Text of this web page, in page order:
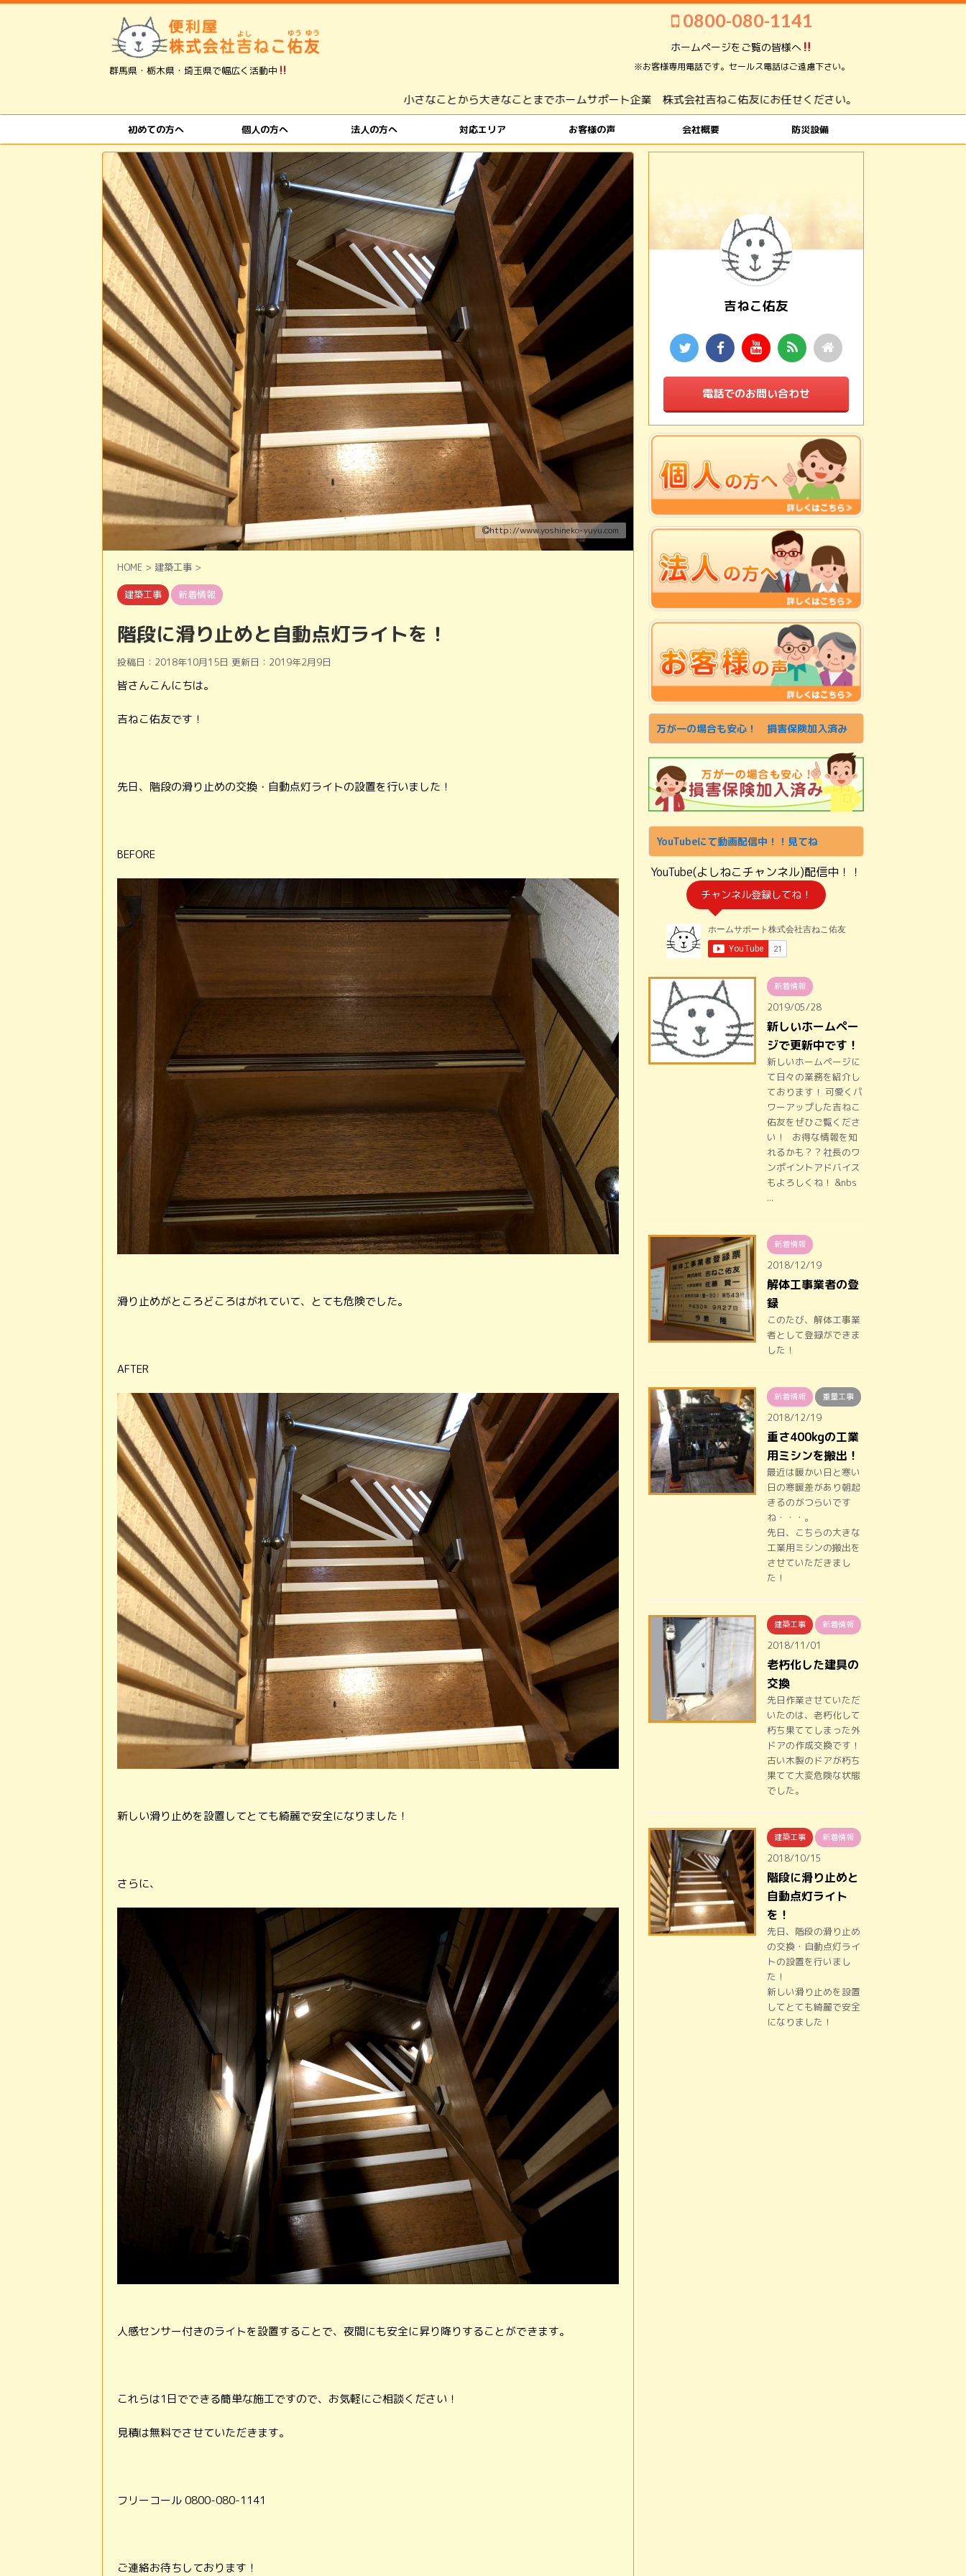
群馬県・栃木県・埼玉県で幅広く活動中
0800-080-1141
ホームページをご覧の皆様へ
※お客様専用電話です。セールス電話はご遠慮下さい。
小さなことから大きなことまでホームサポート企業 株式会社吉ねこ佑友にお任せください。
初めての方へ 個人の方へ 法人の方へ 対応エリア お客様の声 会社概要 防災設備
http://www.yoshineko-yuyu.com
HOME > 建築工事 >
建築工事 新着情報
階段に滑り止めと自動点灯ライトを！
投稿日：2018年10月15日 更新日： 2019年2月9日
皆さんこんにちは。
吉ねこ佑友です！
先日、階段の滑り止めの交換・自動点灯ライトの設置を行いました！
BEFORE
滑り止めがところどころはがれていて、とても危険でした。
AFTER
新しい滑り止めを設置してとても綺麗で安全になりました！
さらに、
人感センサー付きのライトを設置することで、夜間にも安全に昇り降りすることができます。
これらは1日でできる簡単な施工ですので、お気軽にご相談ください！
見積は無料でさせていただきます。
フリーコール 0800-080-1141
ご連絡お待ちしております！
吉ねこ佑友
電話でのお問い合わせ
万が一の場合も安心！ 損害保険加入済み
YouTubeにて動画配信中！！見てね
YouTube(よしねこチャンネル)配信中！！
チャンネル登録してね！
新着情報
2019/05/28
新しいホームペー
ジで更新中です！
新しいホームページに
て日々の業務を紹介し
ております！ 可愛くパ
ワーアップした吉ねこ
佑友をぜひご覧くださ
い！ お得な情報を知
れるかも？？社長のワ
ンポイントアドバイス
もよろしくね！ &nbs
...
新着情報
2018/12/19
解体工事業者の登
録
このたび、解体工事業
者として登録ができま
した！
新着情報 重量工事
2018/12/19
重さ400kgの工業
用ミシンを搬出！
最近は暖かい日と寒い
日の寒暖差があり朝起
きるのがつらいです
ね・・・。
先日、こちらの大きな
工業用ミシンの搬出を
させていただきまし
た！
建築工事 新着情報
2018/11/01
老朽化した建具の
交換
先日作業させていただ
いたのは、老朽化して
朽ち果ててしまった外
ドアの作成交換です！
古い木製のドアが朽ち
果てて大変危険な状態
でした。
建築工事 新着情報
2018/10/15
階段に滑り止めと
自動点灯ライト
を！
先日、階段の滑り止め
の交換・自動点灯ライ
トの設置を行いまし
た！
新しい滑り止めを設置
してとても綺麗で安全
になりました！